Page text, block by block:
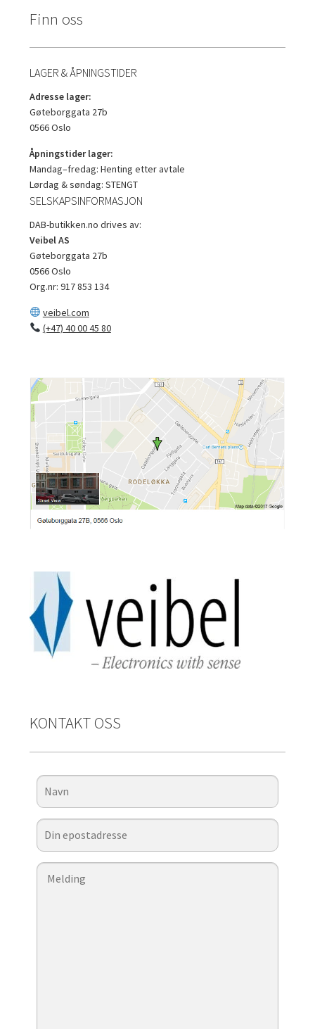
Finn oss
LAGER & ÅPNINGSTIDER
Adresse lager:
Gøteborggata 27b
0566 Oslo
Åpningstider lager:
Mandag–fredag: Henting etter avtale
Lørdag & søndag: STENGT
SELSKAPSINFORMASJON
DAB-butikken.no drives av:
Veibel AS
Gøteborggata 27b
0566 Oslo
Org.nr: 917 853 134
veibel.com
(+47) 40 00 45 80
KONTAKT OSS